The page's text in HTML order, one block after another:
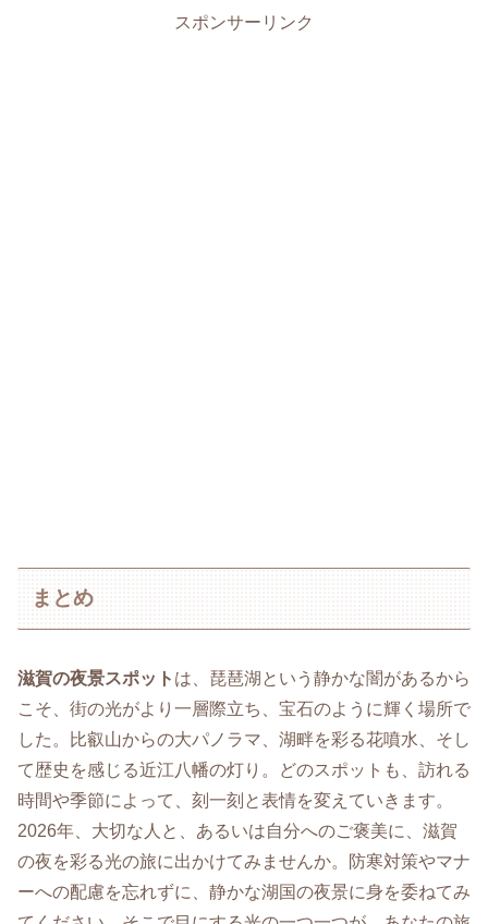
スポンサーリンク
まとめ
滋賀の夜景スポット は、琵琶湖という静かな闇があるから
こそ、街の光がより一層際立ち、宝石のように輝く場所で
した。比叡山からの大パノラマ、湖畔を彩る花噴水、そし
て歴史を感じる近江八幡の灯り。どのスポットも、訪れる
時間や季節によって、刻一刻と表情を変えていきます。
2026年、大切な人と、あるいは自分へのご褒美に、滋賀
の夜を彩る光の旅に出かけてみませんか。防寒対策やマナ
ーへの配慮を忘れずに、静かな湖国の夜景に身を委ねてみ